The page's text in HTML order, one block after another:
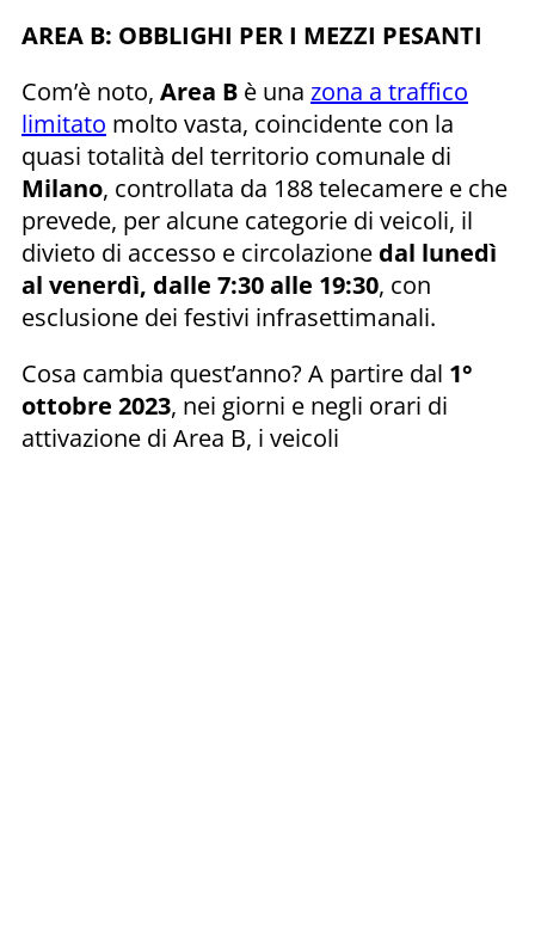
AREA B: OBBLIGHI PER I MEZZI PESANTI
Com’è noto, Area B è una zona a traffico
limitato molto vasta, coincidente con la
quasi totalità del territorio comunale di
Milano, controllata da 188 telecamere e che
prevede, per alcune categorie di veicoli, il
divieto di accesso e circolazione dal lunedì
al venerdì, dalle 7:30 alle 19:30, con
esclusione dei festivi infrasettimanali.
Cosa cambia quest’anno? A partire dal 1°
ottobre 2023, nei giorni e negli orari di
attivazione di Area B, i veicoli